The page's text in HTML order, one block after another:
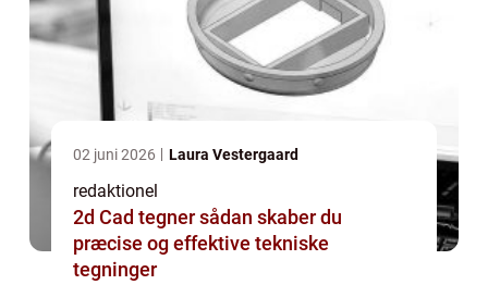
02 juni 2026 Laura Vestergaard
redaktionel
2d Cad tegner sådan skaber du
præcise og effektive tekniske
tegninger